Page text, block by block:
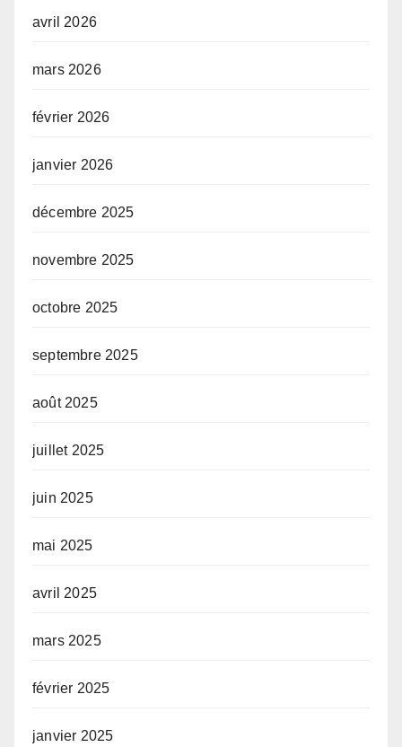
avril 2026
mars 2026
février 2026
janvier 2026
décembre 2025
novembre 2025
octobre 2025
septembre 2025
août 2025
juillet 2025
juin 2025
mai 2025
avril 2025
mars 2025
février 2025
janvier 2025